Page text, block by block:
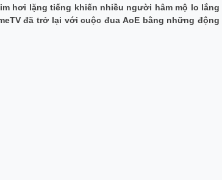
hơi lặng tiếng khiến nhiều người hâm mộ lo lắng
đã trở lại với cuộc đua AoE bằng những động